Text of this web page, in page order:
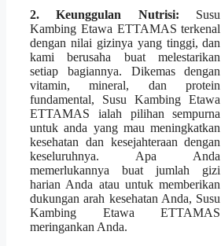
2. Keunggulan Nutrisi: Susu
Kambing Etawa ETTAMAS terkenal
dengan nilai gizinya yang tinggi, dan
kami berusaha buat melestarikan
setiap bagiannya. Dikemas dengan
vitamin, mineral, dan protein
fundamental, Susu Kambing Etawa
ETTAMAS ialah pilihan sempurna
untuk anda yang mau meningkatkan
kesehatan dan kesejahteraan dengan
keseluruhnya. Apa Anda
memerlukannya buat jumlah gizi
harian Anda atau untuk memberikan
dukungan arah kesehatan Anda, Susu
Kambing Etawa ETTAMAS
meringankan Anda.